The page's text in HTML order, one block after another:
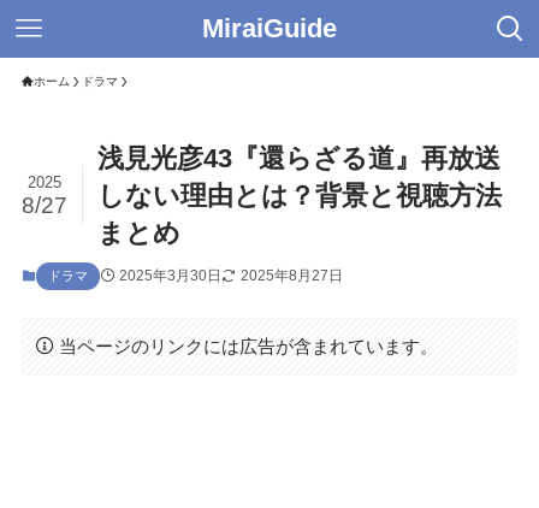
MiraiGuide
ホーム ドラマ
浅見光彦43『還らざる道』再放送
しない理由とは？背景と視聴方法
まとめ
2025
8/27
ドラマ 2025年3月30日 2025年8月27日
当ページのリンクには広告が含まれています。